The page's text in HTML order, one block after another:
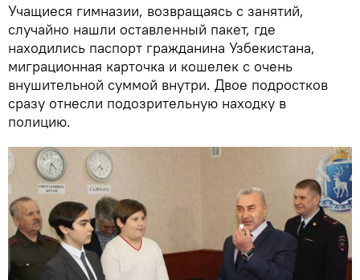
Учащиеся гимназии, возвращаясь с занятий,
случайно нашли оставленный пакет, где
находились паспорт гражданина Узбекистана,
миграционная карточка и кошелек с очень
внушительной суммой внутри. Двое подростков
сразу отнесли подозрительную находку в
полицию.